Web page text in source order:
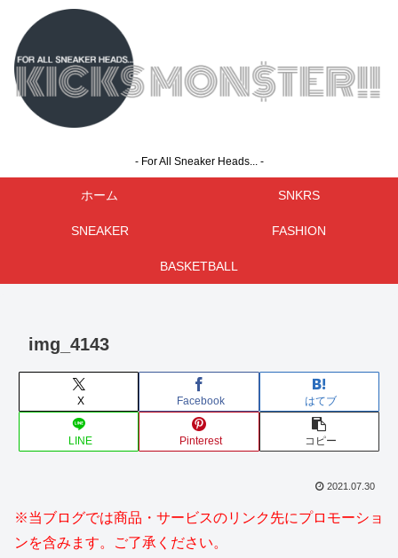
- For All Sneaker Heads... -
ホーム SNKRS
SNEAKER FASHION
BASKETBALL
img_4143
X Facebook はてブ
LINE Pinterest コピー
2021.07.30
※当ブログでは商品・サービスのリンク先にプロモーショ
ンを含みます。ご了承ください。